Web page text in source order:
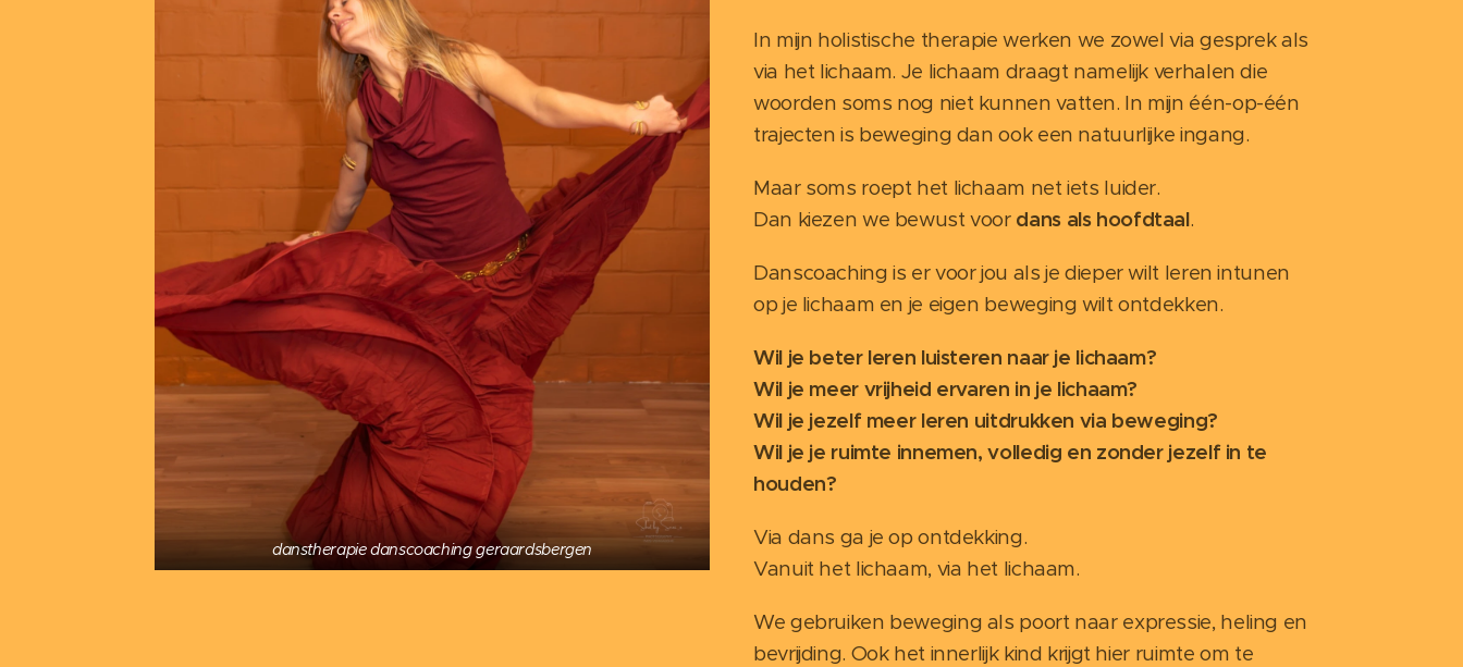
danstherapie danscoaching geraardsbergen
In mijn holistische therapie werken we zowel via gesprek als
via het lichaam. Je lichaam draagt namelijk verhalen die
woorden soms nog niet kunnen vatten. In mijn één-op-één
trajecten is beweging dan ook een natuurlijke ingang.
Maar soms roept het lichaam net iets luider.
Dan kiezen we bewust voor dans als hoofdtaal.
Danscoaching is er voor jou als je dieper wilt leren intunen
op je lichaam en je eigen beweging wilt ontdekken.
Wil je beter leren luisteren naar je lichaam?
Wil je meer vrijheid ervaren in je lichaam?
Wil je jezelf meer leren uitdrukken via beweging?
Wil je je ruimte innemen, volledig en zonder jezelf in te
houden?
Via dans ga je op ontdekking.
Vanuit het lichaam, via het lichaam.
We gebruiken beweging als poort naar expressie, heling en
bevrijding. Ook het innerlijk kind krijgt hier ruimte om te